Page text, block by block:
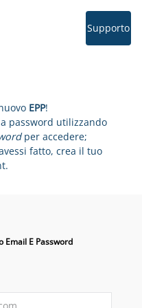
Supporto
EPP!
password utilizzando
per accedere;
fatto, crea il tuo
Email E Password